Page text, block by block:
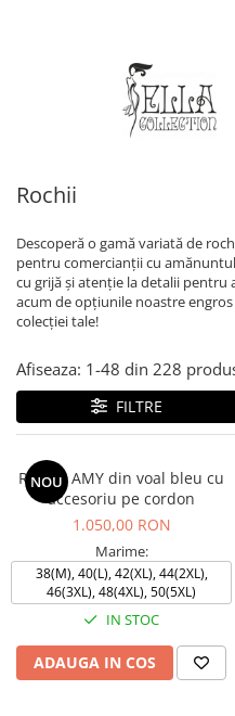
Rochii de Zi
Rochii Lungi
Rochii Midi
Rochii Marimi Mari
Rochii din Catifea
Bluze & Cămăși
Geci & Paltoane
Geci & Paltoane
Rochii
Descoperă o gamă variată de
pentru comercianții cu
cu grijă și atenție la detalii
acum de opțiunile noastre
colecției tale!
Afiseaza: 1-48 din 228
FILTRE
NOU
Rochie AMY din voal bleu cu
accesoriu pe cordon
1.050,00 RON
Marime:
38(M), 40(L), 42(XL), 44(2XL),
46(3XL), 48(4XL), 50(5XL)
IN STOC
ADAUGA IN COS